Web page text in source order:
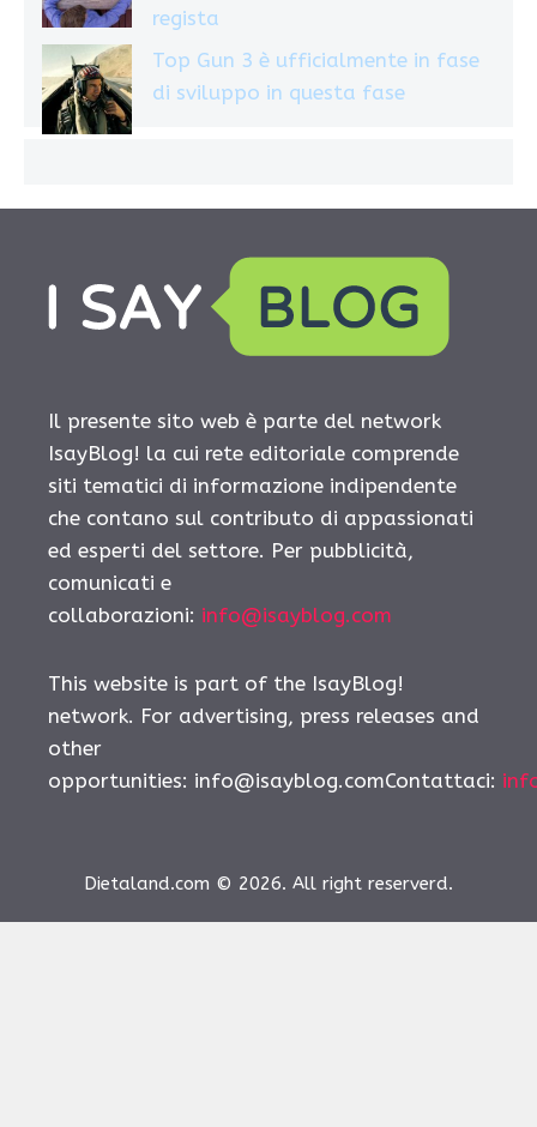
regista
Top Gun 3 è ufficialmente in fase
di sviluppo in questa fase
Il presente sito web è parte del network
IsayBlog! la cui rete editoriale comprende
siti tematici di informazione indipendente
che contano sul contributo di appassionati
ed esperti del settore. Per pubblicità,
comunicati e
collaborazioni: info@isayblog.com
This website is part of the IsayBlog!
network. For advertising, press releases and
other
opportunities: info@isayblog.comContattaci:
Dietaland.com © 2026. All right reserverd.